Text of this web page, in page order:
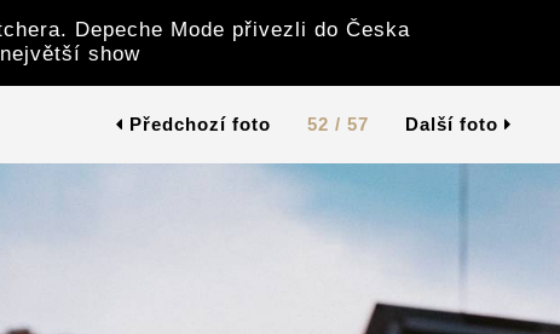
Depeche Mode přivezli do Česka
show
Předchozí foto 52 / 57 Další foto